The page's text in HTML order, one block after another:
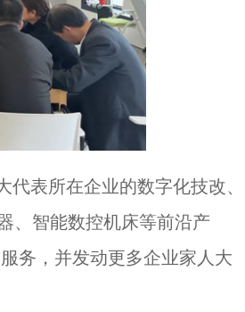
表所在企业的数字化技改、
、智能数控机床等前沿产
务，并发动更多企业家人大